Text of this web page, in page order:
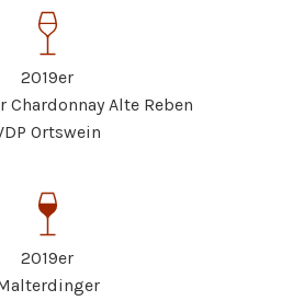
2019er
Alte Reben
Ortswein
2019er